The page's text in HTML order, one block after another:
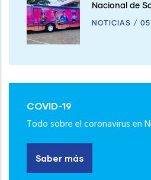
Nacional de
NOTICIAS / 05
COVID-19
Todo sobre el coronavirus en
Saber más